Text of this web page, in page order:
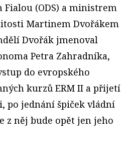
(ODS) a ministrem
Martinem Dvořákem
Dvořák jmenoval
Petra Zahradníka,
do evropského
kurzů ERM II a přijetí
po jednání špiček vládní
z něj bude opět jen jeho